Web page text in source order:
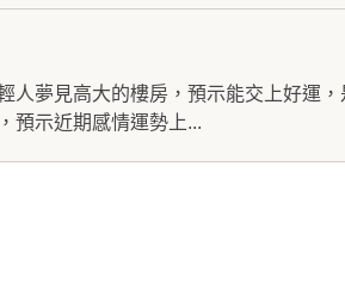
夢見高大的樓房，預示能交上好運
預示近期感情運勢上...